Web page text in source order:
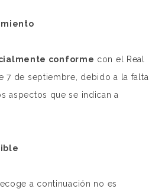
conforme con el Real
7 de septiembre, debido a la falta
aspectos que se indican a
a continuación no es